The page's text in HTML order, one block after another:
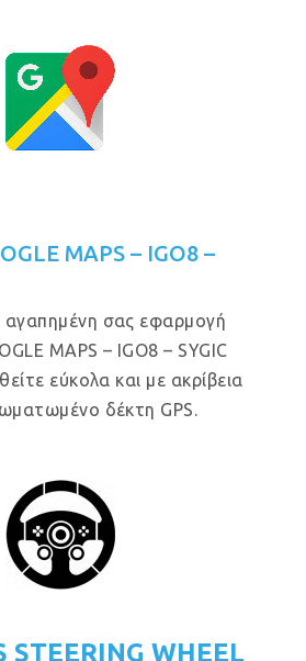
MAPS – IGO8 –
σας εφαρμογή
MAPS – IGO8 – SYGIC
εύκολα και με ακρίβεια
δέκτη GPS.
STEERING WHEEL